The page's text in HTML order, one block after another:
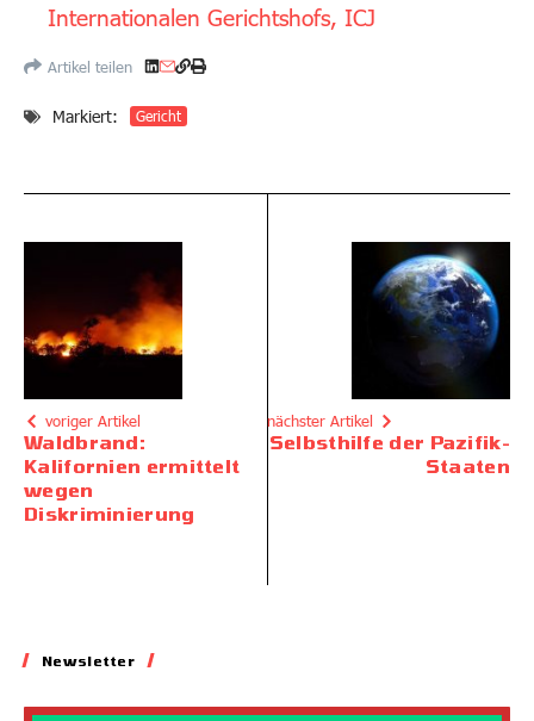
Internationalen Gerichtshofs, ICJ
Artikel teilen
Markiert: Gericht
voriger Artikel
Waldbrand:
Kalifornien ermittelt
wegen
Diskriminierung
nächster Artikel
Selbsthilfe der Pazifik-
Staaten
Newsletter